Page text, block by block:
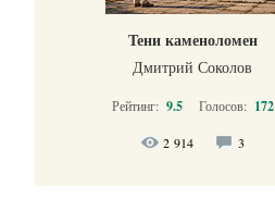
Тени каменоломен
Дмитрий Соколов
Рейтинг: 9.5 Голосов: 172
2 914 3